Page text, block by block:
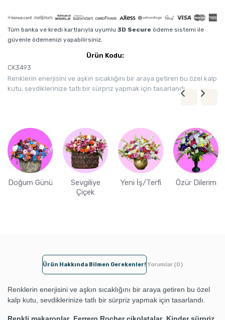
Tüm banka ve kredi kartlarıyla uyumlu 3D Secure ödeme sistemi ile
güvenle ödemenizi yapabilirsiniz.
Ürün Kodu:
CK3493
Renklerin enerjisini ve aşkın sıcaklığını bir araya getiren bu özel kalp
kutu, sevdiklerinize tatlı bir sürpriz yapmak için tasarlandı.
Doğum Günü
Sevgiliye
Çiçek
Yeni İş/Terfi Özür Dilerim
Ürün Hakkında Bilmen Gerekenler! Yorumlar (0)
Renklerin enerjisini ve aşkın sıcaklığını bir araya getiren bu özel
kalp kutu, sevdiklerinize tatlı bir sürpriz yapmak için tasarlandı.